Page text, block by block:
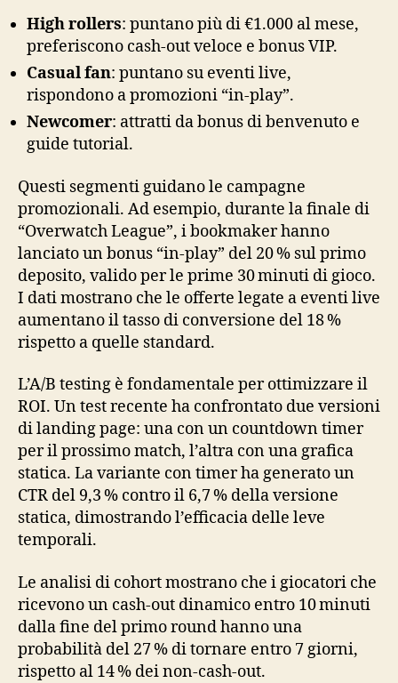
High rollers: puntano più di €1.000 al mese,
preferiscono cash‑out veloce e bonus VIP.
Casual fan: puntano su eventi live,
rispondono a promozioni “in‑play”.
Newcomer: attratti da bonus di benvenuto e
guide tutorial.
Questi segmenti guidano le campagne
promozionali. Ad esempio, durante la finale di
“Overwatch League”, i bookmaker hanno
lanciato un bonus “in‑play” del 20 % sul primo
deposito, valido per le prime 30 minuti di gioco.
I dati mostrano che le offerte legate a eventi live
aumentano il tasso di conversione del 18 %
rispetto a quelle standard.
L’A/B testing è fondamentale per ottimizzare il
ROI. Un test recente ha confrontato due versioni
di landing page: una con un countdown timer
per il prossimo match, l’altra con una grafica
statica. La variante con timer ha generato un
CTR del 9,3 % contro il 6,7 % della versione
statica, dimostrando l’efficacia delle leve
temporali.
Le analisi di cohort mostrano che i giocatori che
ricevono un cash‑out dinamico entro 10 minuti
dalla fine del primo round hanno una
probabilità del 27 % di tornare entro 7 giorni,
rispetto al 14 % dei non‑cash‑out.